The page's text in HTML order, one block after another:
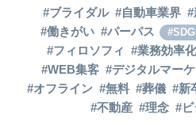
#ブライダル #自動車業界 #
#働きがい #パーパス
#フィロソフィ #業務効率
#WEB集客 #デジタルマー
#オフライン #無料 #葬儀 #新
#不動産 #理念 #ビ